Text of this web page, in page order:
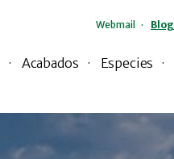
Webmail Blog
Acabados Especies